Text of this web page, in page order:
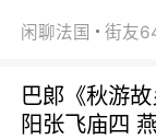
闲聊法国
巴郞《秋游
阳张飞庙四